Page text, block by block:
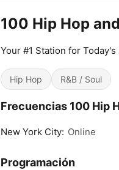
100 Hip Hop
Your #1 Station for
Hip Hop R&B / Soul
Frecuencias 100 Hip
New York City: Online
Programación